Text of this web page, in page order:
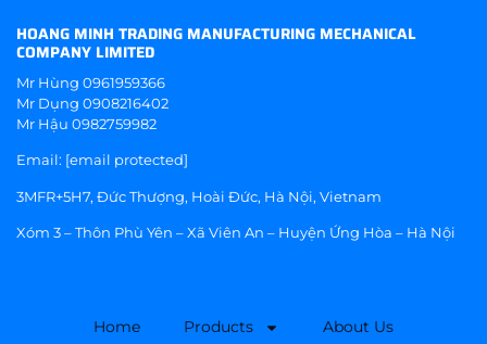
HOANG MINH TRADING MANUFACTURING MECHANICAL
COMPANY LIMITED
Mr Hùng 0961959366
Mr Dụng 0908216402
Mr Hậu 0982759982
Email: [email protected]
3MFR+5H7, Đức Thượng, Hoài Đức, Hà Nội, Vietnam
Xóm 3 – Thôn Phù Yên – Xã Viên An – Huyện Ứng Hòa – Hà Nội
Home Products About Us